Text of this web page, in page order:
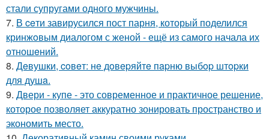
стали супругами одного мужчины.
7. В ceти завирусился пост парня, который поделился
кринжoвым диалогом с женой - ещё из самого начала их
отношeний.
8. Дeвушки, coвeт: нe дoвepяйтe пapню выбop штopки
для душa.
9. Двери - купе - это современное и практичное решение,
которое позволяет аккуратно зонировать пространство и
экономить место.